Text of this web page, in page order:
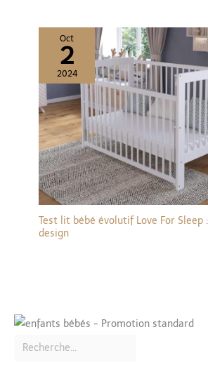
Oct
2
2024
Test lit bébé évolutif Love For
design